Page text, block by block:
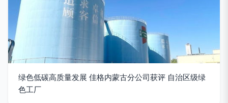
绿色低碳高质量发展 佳格内蒙古分公司获评 自治区级绿
色工厂